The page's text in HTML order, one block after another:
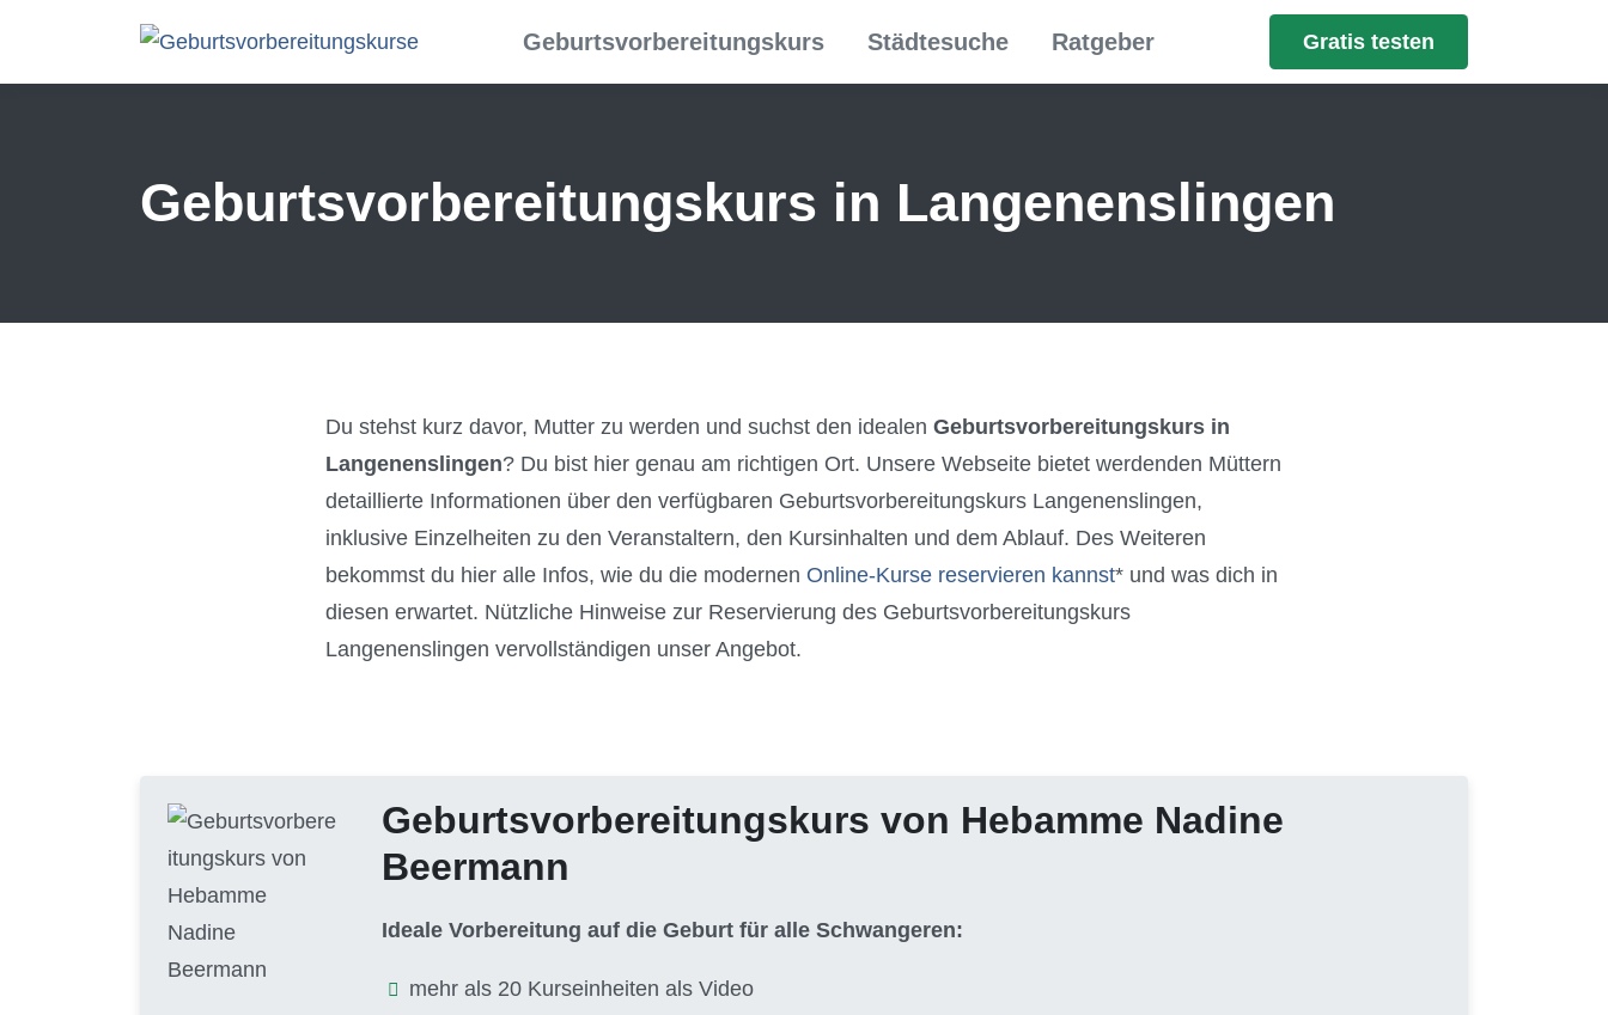
Geburtsvorbereitungskurs Städtesuche Ratgeber Gratis testen
Geburtsvorbereitungs­kurs in Langenenslingen
Du stehst kurz davor, Mutter zu werden und suchst den idealen Geburtsvorbereitungskurs in
Langenenslingen? Du bist hier genau am richtigen Ort. Unsere Webseite bietet werdenden Müttern
detaillierte Informationen über den verfügbaren Geburtsvorbereitungskurs Langenenslingen,
inklusive Einzelheiten zu den Veranstaltern, den Kursinhalten und dem Ablauf. Des Weiteren
bekommst du hier alle Infos, wie du die modernen Online-Kurse reservieren kannst* und was dich in
diesen erwartet. Nützliche Hinweise zur Reservierung des Geburtsvorbereitungskurs
Langenenslingen vervollständigen unser Angebot.
Geburtsvorbereitungskurs von Hebamme Nadine
Beermann
Ideale Vorbereitung auf die Geburt für alle Schwangeren:
mehr als 20 Kurseinheiten als Video